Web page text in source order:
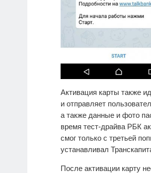
Активация карты также
и отправляет
а также данные и фото
время тест-драйва РБК
смог только с третьей
устанавливал
После активации карту